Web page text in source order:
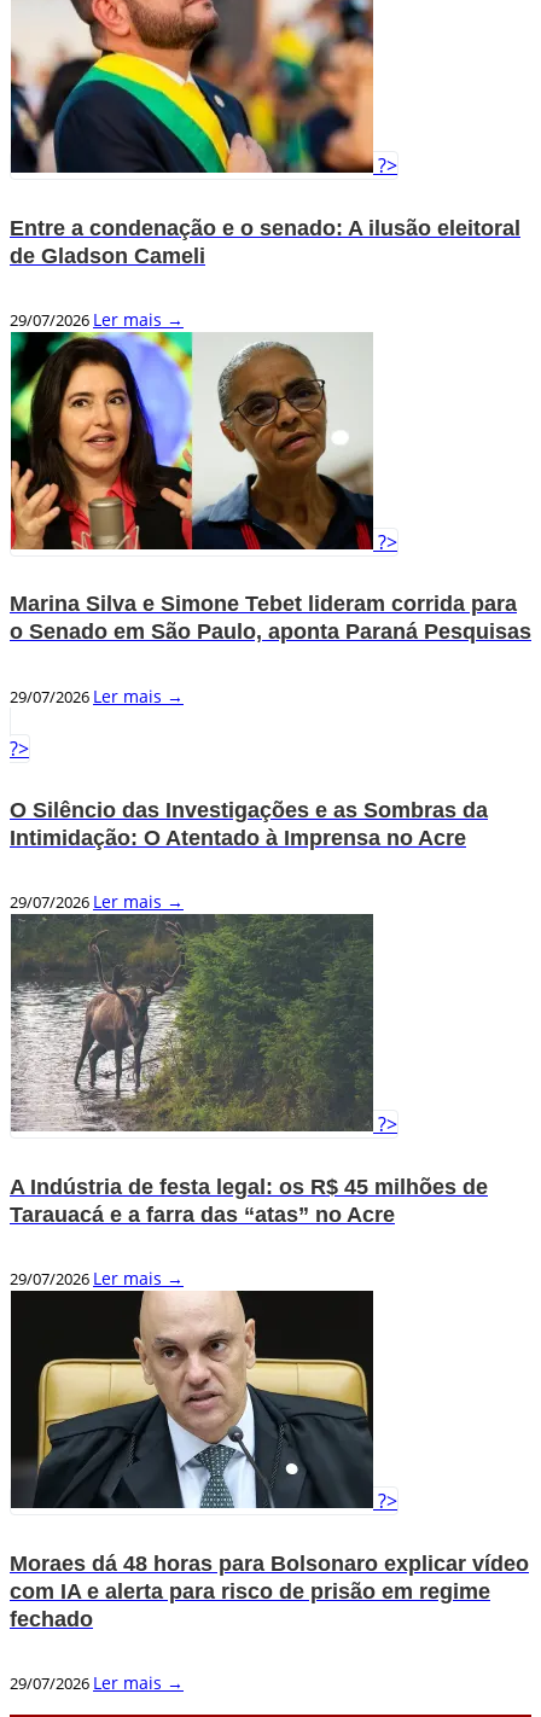
?>
Entre a condenação e o senado: A ilusão eleitoral
de Gladson Cameli
29/07/2026 Ler mais →
?>
Marina Silva e Simone Tebet lideram corrida para
o Senado em São Paulo, aponta Paraná Pesquisas
29/07/2026 Ler mais →
?>
O Silêncio das Investigações e as Sombras da
Intimidação: O Atentado à Imprensa no Acre
29/07/2026 Ler mais →
?>
A Indústria de festa legal: os R$ 45 milhões de
Tarauacá e a farra das “atas” no Acre
29/07/2026 Ler mais →
?>
Moraes dá 48 horas para Bolsonaro explicar vídeo
com IA e alerta para risco de prisão em regime
fechado
29/07/2026 Ler mais →